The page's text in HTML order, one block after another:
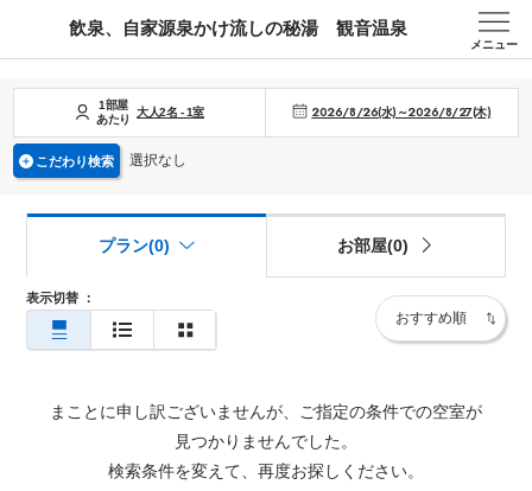
飲泉、自家源泉かけ流しの秘湯 観音温泉
メニュー
1部屋
あたり
大人2名 -1室 2026/8/26(水)～2026/8/27(木)
こだわり検索 選択なし
表示切替 ：
プラン(0) お部屋(0)
まことに申し訳ございませんが、ご指定の条件での空室が
見つかりませんでした。
検索条件を変えて、再度お探しください。